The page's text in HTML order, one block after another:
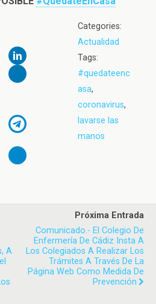
Categories:
Actualidad
Tags:
#quedateenc
asa,
coronavirus,
lavarse las
manos
A
Próxima Entrada
Comunicado.- El Colegio De
Enfermería De Cádiz Insta A
Los Colegiados A Realizar Los
Trámites A Través De La
Página Web Como Medida De
Prevención